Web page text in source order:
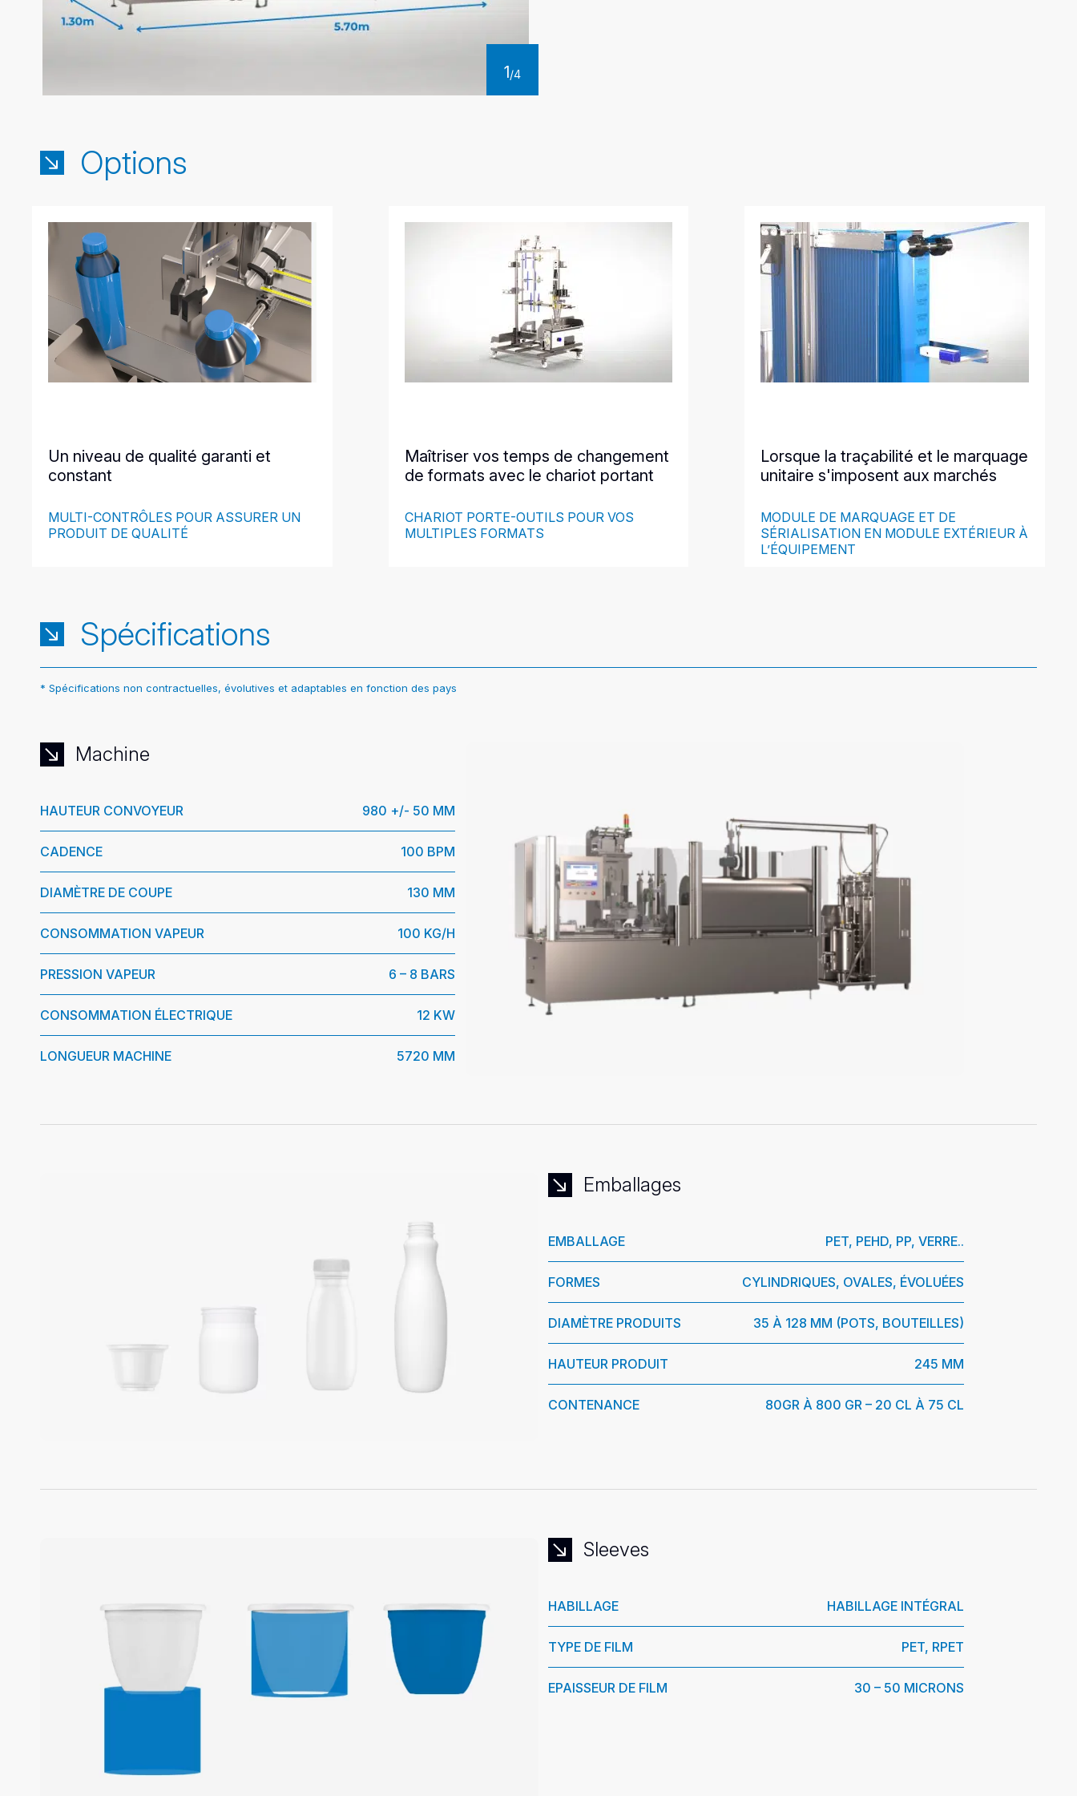
1/4
Options
Un niveau de qualité garanti et
constant
MULTI-CONTRÔLES POUR ASSURER UN
PRODUIT DE QUALITÉ
Maîtriser vos temps de changement
de formats avec le chariot portant
CHARIOT PORTE-OUTILS POUR VOS
MULTIPLES FORMATS
Lorsque la traçabilité et le marquage
unitaire s'imposent aux marchés
MODULE DE MARQUAGE ET DE
SÉRIALISATION EN MODULE EXTÉRIEUR À
L’ÉQUIPEMENT
Spécifications
* Spécifications non contractuelles, évolutives et adaptables en fonction des pays
Machine
HAUTEUR CONVOYEUR 980 +/- 50 MM
CADENCE 100 BPM
DIAMÈTRE DE COUPE 130 MM
CONSOMMATION VAPEUR 100 KG/H
PRESSION VAPEUR 6 – 8 BARS
CONSOMMATION ÉLECTRIQUE 12 KW
LONGUEUR MACHINE 5720 MM
Emballages
EMBALLAGE PET, PEHD, PP, VERRE..
FORMES CYLINDRIQUES, OVALES, ÉVOLUÉES
DIAMÈTRE PRODUITS 35 À 128 MM (POTS, BOUTEILLES)
HAUTEUR PRODUIT 245 MM
CONTENANCE 80GR À 800 GR – 20 CL À 75 CL
Sleeves
HABILLAGE HABILLAGE INTÉGRAL
TYPE DE FILM PET, RPET
EPAISSEUR DE FILM 30 – 50 MICRONS